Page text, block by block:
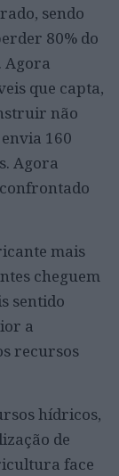
sendo
80% do
Agora
que capta,
não
160
Agora
mais
cheguem
sentido
a
recursos
hídricos,
de
face